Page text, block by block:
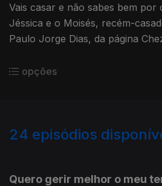
Vais casar e não sabes bem por
Jéssica e o Moisés, recém-
Paulo Jorge Dias, da página
opções
24 episódios
Quero gerir melhor o meu